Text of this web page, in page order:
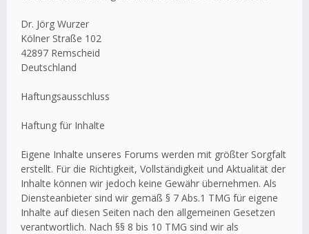
Dr. Jörg Wurzer
Kölner Straße 102
42897 Remscheid
Deutschland
Haftungsausschluss
Haftung für Inhalte
Eigene Inhalte unseres Forums werden mit größter Sorgfalt
erstellt. Für die Richtigkeit, Vollständigkeit und Aktualität der
Inhalte können wir jedoch keine Gewähr übernehmen. Als
Diensteanbieter sind wir gemäß § 7 Abs.1 TMG für eigene
Inhalte auf diesen Seiten nach den allgemeinen Gesetzen
verantwortlich. Nach §§ 8 bis 10 TMG sind wir als